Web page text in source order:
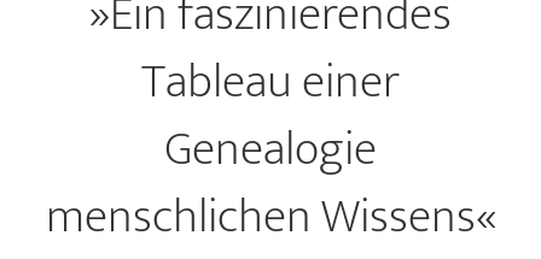
Tableau einer
Genealogie
menschlichen Wissens«